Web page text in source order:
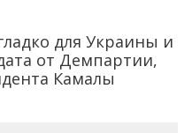
для Украины и
от Демпартии,
Камалы